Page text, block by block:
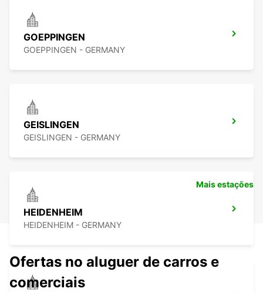
GOEPPINGEN
GOEPPINGEN - GERMANY
GEISLINGEN
GEISLINGEN - GERMANY
HEIDENHEIM
HEIDENHEIM - GERMANY
Mais estações
Ofertas no aluguer de carros e
comerciais